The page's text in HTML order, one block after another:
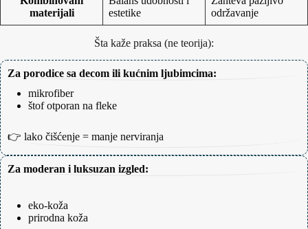
materijali
estetike
održavanje
Šta kaže praksa (ne teorija):
Za porodice sa decom ili kućnim ljubimcima:
mikrofiber
štof otporan na fleke
👉 lako čišćenje = manje nerviranja
Za moderan i luksuzan izgled:
eko-koža
prirodna koža